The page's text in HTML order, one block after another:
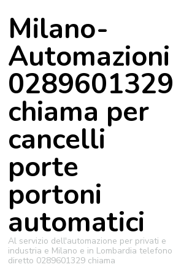
Milano-
Automazioni
0289601329
chiama per
cancelli
porte
portoni
automatici
Al servizio dell'automazione per privati e
industria e Milano e in Lombardia telefono
diretto 0289601329 chiama